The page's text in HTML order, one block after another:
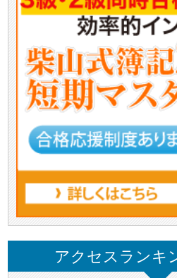
アクセスランキ